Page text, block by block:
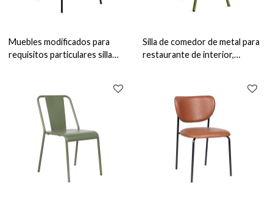
Muebles modificados para
requisitos particulares silla
cafetería y la cantina
Silla de comedor de metal para
restaurante de interior,